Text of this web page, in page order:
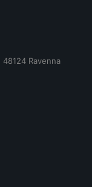
Ravenna